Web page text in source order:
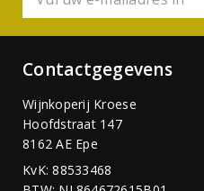
Contactgegevens
Wijnkoperij Kroese
Hoofdstraat 147
8162 AE Epe
KvK: 88533468